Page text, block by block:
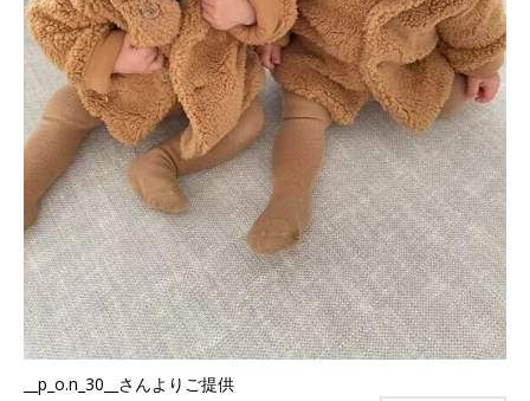
__p_o.n_30__さんよりご提供